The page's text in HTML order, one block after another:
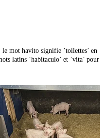
mot havito signifie ’toilettes’ en
latins ’habitaculo’ et ’vita’ pour